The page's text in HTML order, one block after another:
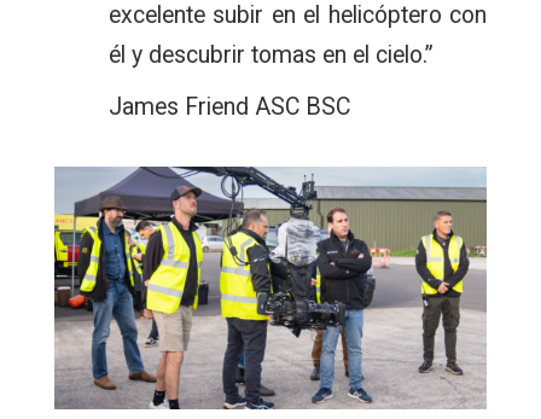
excelente subir en el helicóptero con
él y descubrir tomas en el cielo.”
James Friend ASC BSC